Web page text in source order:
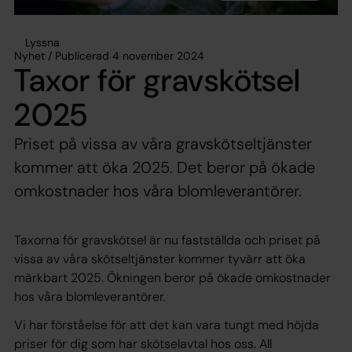
Lyssna
Nyhet / Publicerad 4 november 2024
Taxor för gravskötsel
2025
Priset på vissa av våra gravskötseltjänster
kommer att öka 2025. Det beror på ökade
omkostnader hos våra blomleverantörer.
Taxorna för gravskötsel är nu fastställda och priset på
vissa av våra skötseltjänster kommer tyvärr att öka
märkbart 2025. Ökningen beror på ökade omkostnader
hos våra blomleverantörer.
Vi har förståelse för att det kan vara tungt med höjda
priser för dig som har skötselavtal hos oss. All